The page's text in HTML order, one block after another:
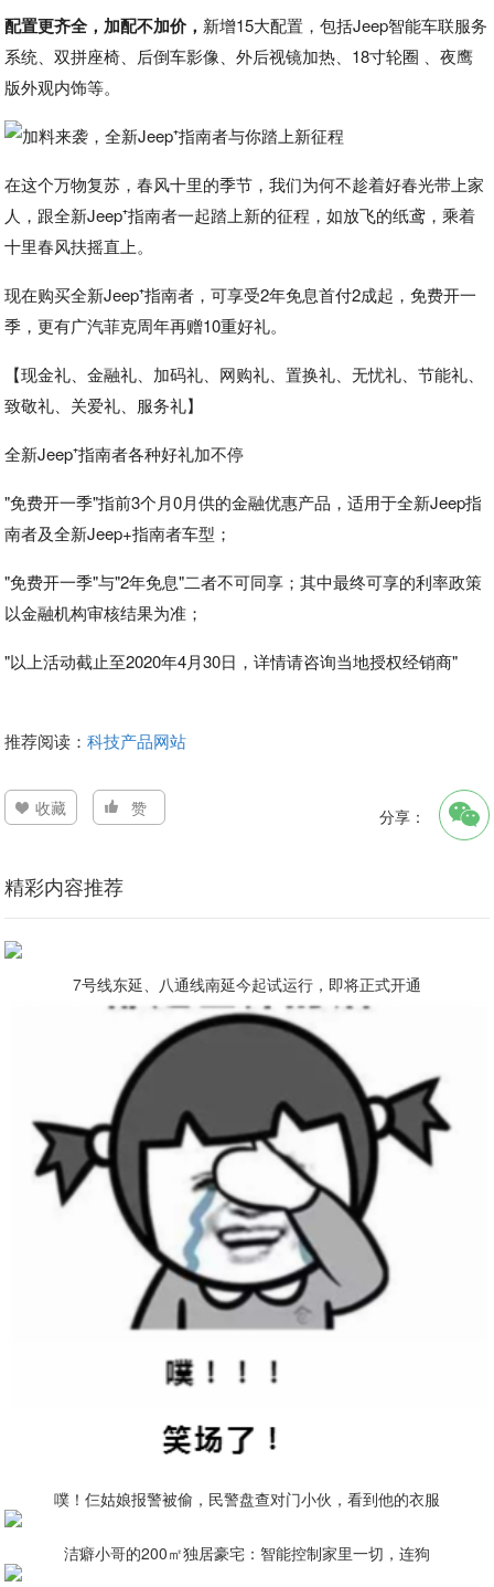
配置更齐全，加配不加价， 新增15大配置，包括Jeep智能车联服务
系统、双拼座椅、后倒车影像、外后视镜加热、18寸轮圈 、夜鹰
版外观内饰等。
在这个万物复苏，春风十里的季节，我们为何不趁着好春光带上家
人，跟全新Jeep⁺指南者一起踏上新的征程，如放飞的纸鸢，乘着
十里春风扶摇直上。
现在购买全新Jeep⁺指南者，可享受2年免息首付2成起，免费开一
季，更有广汽菲克周年再赠10重好礼。
【现金礼、金融礼、加码礼、网购礼、置换礼、无忧礼、节能礼、
致敬礼、关爱礼、服务礼】
全新Jeep⁺指南者各种好礼加不停
"免费开一季"指前3个月0月供的金融优惠产品，适用于全新Jeep指
南者及全新Jeep+指南者车型；
"免费开一季"与"2年免息"二者不可同享；其中最终可享的利率政策
以金融机构审核结果为准；
"以上活动截止至2020年4月30日，详情请咨询当地授权经销商"
推荐阅读：科技产品网站
收藏 赞 分享：
精彩内容推荐
7号线东延、八通线南延今起试运行，即将正式开通
噗！仨姑娘报警被偷，民警盘查对门小伙，看到他的衣服
洁癖小哥的200㎡独居豪宅：智能控制家里一切，连狗